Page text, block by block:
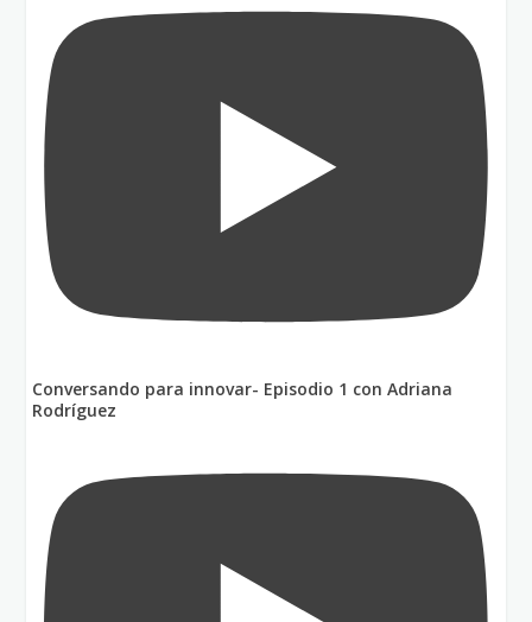
Conversando para innovar- Episodio 1 con Adriana
Rodríguez